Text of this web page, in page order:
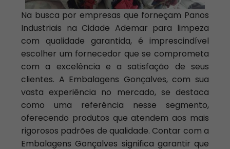
Na busca por empresas que forneçam Panos
Industriais na Cidade Ademar para limpeza
com qualidade garantida, é imprescindível
escolher um fornecedor que se comprometa
com a excelência e a satisfação de seus
clientes. A Embalagens Gonçalves, com sua
vasta experiência no mercado, se destaca
como uma referência nesse segmento,
oferecendo produtos que atendem aos mais
rigorosos padrões de qualidade. Contar com a
Embalagens Gonçalves significa garantir que